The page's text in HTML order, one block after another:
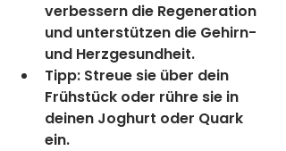
verbessern die Regeneration
und unterstützen die Gehirn-
und Herzgesundheit.
Tipp: Streue sie über dein
Frühstück oder rühre sie in
deinen Joghurt oder Quark
ein.